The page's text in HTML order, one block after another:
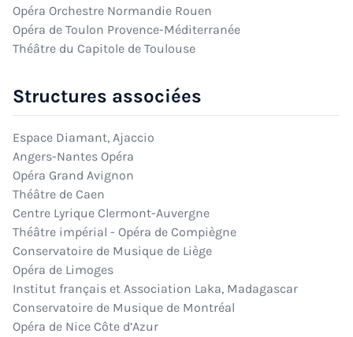
Opéra Orchestre Normandie Rouen
Opéra de Toulon Provence-Méditerranée
Théâtre du Capitole de Toulouse
Structures associées
Espace Diamant, Ajaccio
Angers-Nantes Opéra
Opéra Grand Avignon
Théâtre de Caen
Centre Lyrique Clermont-Auvergne
Théâtre impérial - Opéra de Compiègne
Conservatoire de Musique de Liège
Opéra de Limoges
Institut français et Association Laka, Madagascar
Conservatoire de Musique de Montréal
Opéra de Nice Côte d’Azur